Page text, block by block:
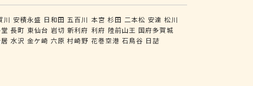
川 安積永盛 日和田 五百川 本宮 杉田 二本松 安達 松川
長町 東仙台 岩切 新利府 利府 陸前山王 国府多賀城
水沢 金ケ崎 六原 村崎野 花巻空港 石鳥谷 日詰